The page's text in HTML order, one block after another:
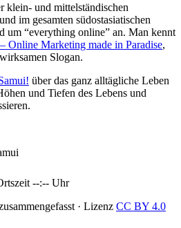
klein- und mittelständischen
im gesamten südostasiatischen
um “everything online” an. Man kennt
Online Marketing made in Paradise,
Slogan.
über das ganz alltägliche Leben
und Tiefen des Lebens und
--:-- Uhr
CC BY 4.0